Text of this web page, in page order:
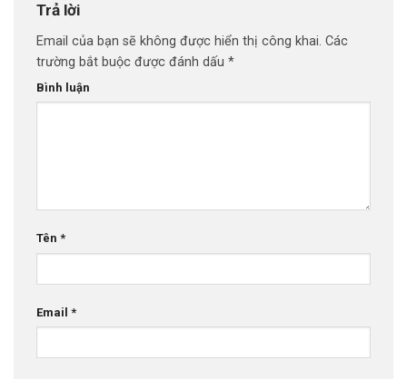
Trả lời
Email của bạn sẽ không được hiển thị công khai. Các
trường bắt buộc được đánh dấu *
Bình luận
Tên *
Email *